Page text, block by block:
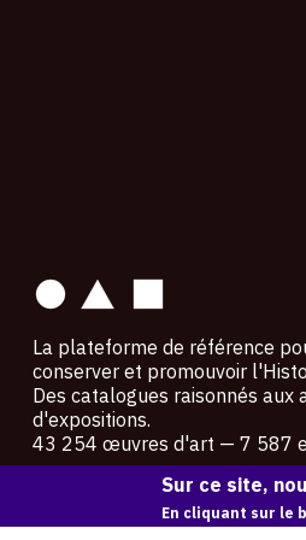
La plateforme de référence
conserver et promouvoir
Des catalogues raisonnés aux
d'expositions.
43 254 œuvres d'art — 7 587
Copyright © OAM 2026. Tous droits
Sur ce site,
En cliquant sur le